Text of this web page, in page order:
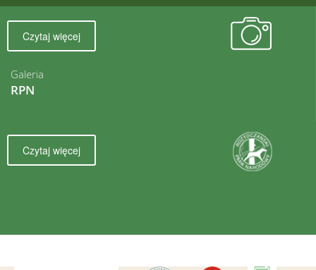
Galeria
RPN
Czytaj więcej
Czytaj więcej